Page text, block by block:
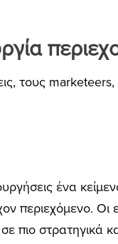
τους
ένα
περιεχόμενο. Οι
πιο στρατηγικά